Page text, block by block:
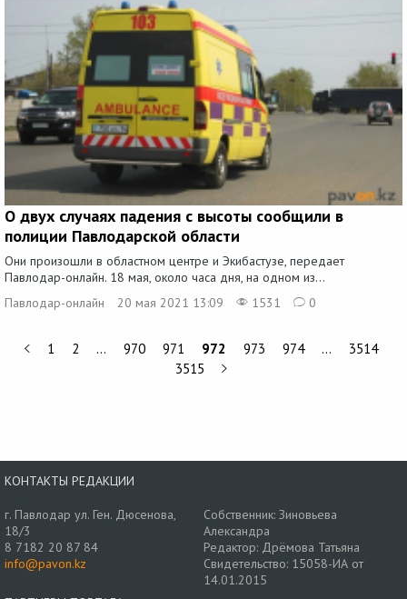
О двух случаях падения с высоты сообщили в
полиции Павлодарской области
Они произошли в областном центре и Экибастузе, передает
Павлодар-онлайн. 18 мая, около часа дня, на одном из...
Павлодар-онлайн
20 мая 2021 13:09 1531 0
1 2 … 970 971 972 973 974 …
3514
3515
КОНТАКТЫ РЕДАКЦИИ
г. Павлодар ул. Ген. Дюсенова,
18/3
8 7182 20 87 84
info@pavon.kz
Собственник: Зиновьева
Александра
Редактор: Дрёмова Татьяна
Свидетельство: 15058-ИА от
14.01.2015